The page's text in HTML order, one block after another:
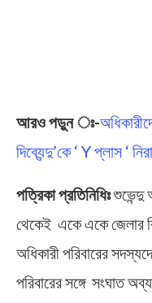
আরও পড়ুন ঃ-
দিব্যেন্দু’কে ‘ Y প্লাস ‘
পত্রিকা প্রতিনিধিঃশুভেন্দু
থেকেই একে একে জেলার
অধিকারী পরিবারের
পরিবারের সঙ্গে সংঘাত